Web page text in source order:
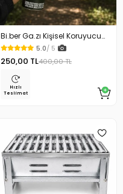
Bi.ber Ga.zı Kişisel Koruyucu
Ekipman Savunma İçin
5.0/ 5
250,00 TL400,00 TL
Hızlı
Teslimat